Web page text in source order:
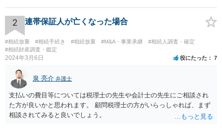
2 連帯保証人が亡くなった場合
#相続放棄 #相続手続き #相続放棄 #M&A・事業承継
#相続人調査・確定
#相続財産調査・鑑定
2024年3月6日 役にたった 7
泉 亮介 弁護士
支払いの費目等については税理士の先生や会計士の先生にご相談され
た方が良いかと思われます。 顧問税理士の方がいらっしゃれば、まず
相談されてみると良いでしょう。